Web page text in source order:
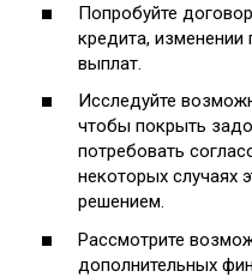
Попробуйте
кредита, изменении
выплат.
Исследуйте
чтобы покрыть
потребовать
некоторых случаях
решением.
Рассмотрите
дополнительных